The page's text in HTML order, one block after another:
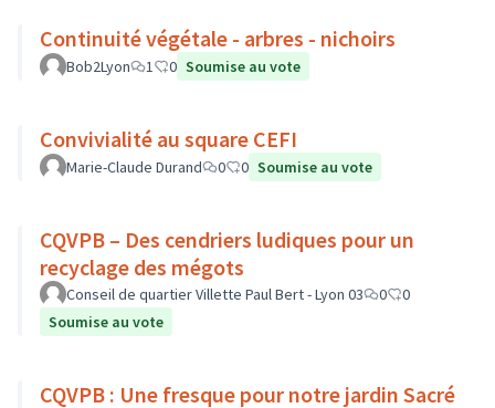
Continuité végétale - arbres - nichoirs
Bob2Lyon 1 0 Soumise au vote
Convivialité au square CEFI
Marie-Claude Durand 0 0 Soumise au vote
CQVPB – Des cendriers ludiques pour un
recyclage des mégots
Conseil de quartier Villette Paul Bert - Lyon 03 0
0
Soumise au vote
CQVPB : Une fresque pour notre jardin Sacré